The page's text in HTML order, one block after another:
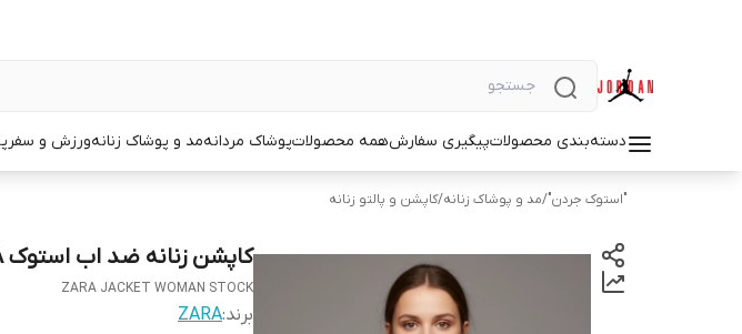
دسته‌بندی محصولاتپیگیری سفارشهمه محصولاتپوشاک مردانهمد و پوشاک زنانهورزش و سفر
"استوک جردن"/مد و پوشاک زنانه/کاپشن و پالتو زنانه
کاپشن زنانه ضد اب استوک ZARA
ZARA JACKET WOMAN STOCK
برند:ZARA